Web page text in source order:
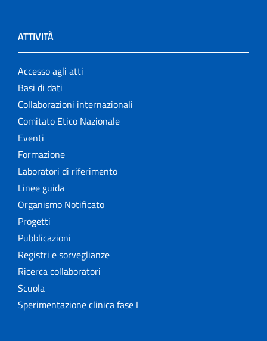
ATTIVITÀ
Accesso agli atti
Basi di dati
Collaborazioni internazionali
Comitato Etico Nazionale
Eventi
Formazione
Laboratori di riferimento
Linee guida
Organismo Notificato
Progetti
Pubblicazioni
Registri e sorveglianze
Ricerca collaboratori
Scuola
Sperimentazione clinica fase I